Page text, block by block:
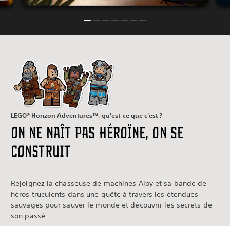
LEGO® Horizon Adventures™, qu'est-ce que c'est ?
On ne naît pas héroïne, on se
construit
Rejoignez la chasseuse de machines Aloy et sa bande de
héros truculents dans une quête à travers les étendues
sauvages pour sauver le monde et découvrir les secrets de
son passé.